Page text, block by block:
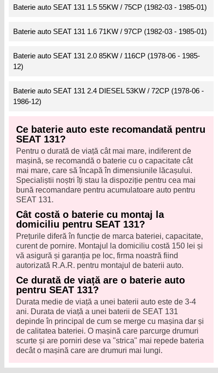
Baterie auto SEAT 131 1.5 55KW / 75CP (1982-03 - 1985-01)
Baterie auto SEAT 131 1.6 71KW / 97CP (1982-03 - 1985-01)
Baterie auto SEAT 131 2.0 85KW / 116CP (1978-06 - 1985-
12)
Baterie auto SEAT 131 2.4 DIESEL 53KW / 72CP (1978-06 -
1986-12)
Ce baterie auto este recomandată pentru
SEAT 131?
Pentru o durată de viață cât mai mare, indiferent de
mașină, se recomandă o baterie cu o capacitate cât
mai mare, care să încapă în dimensiunile lăcașului.
Specialiștii noștri îți stau la dispoziție pentru cea mai
bună recomandare pentru acumulatoare auto pentru
SEAT 131.
Cât costă o baterie cu montaj la
domiciliu pentru SEAT 131?
Prețurile diferă în funcție de marca bateriei, capacitate,
curent de pornire. Montajul la domiciliu costă 150 lei și
vă asigură și garanția pe loc, firma noastră fiind
autorizată R.A.R. pentru montajul de baterii auto.
Ce durată de viață are o baterie auto
pentru SEAT 131?
Durata medie de viață a unei baterii auto este de 3-4
ani. Durata de viață a unei baterii de SEAT 131
depinde în principal de cum se merge cu mașina dar și
de calitatea bateriei. O mașină care parcurge drumuri
scurte și are porniri dese va "strica" mai repede bateria
decât o mașină care are drumuri mai lungi.